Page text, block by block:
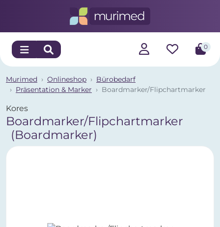
0
Murimed Onlineshop
Bürobedarf
Präsentation & Marker
Boardmarker/Flipchartmarker
Kores
Boardmarker/Flipchartmarker
(Boardmarker)